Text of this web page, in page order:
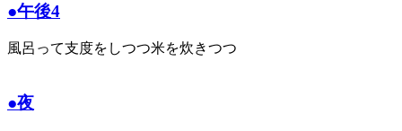
●午後4
風呂って支度をしつつ米を炊きつつ
●夜